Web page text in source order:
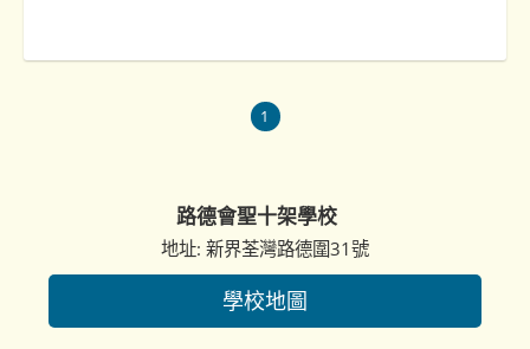
1
路德會聖十架學校
地址: 新界荃灣路德圍31號
學校地圖